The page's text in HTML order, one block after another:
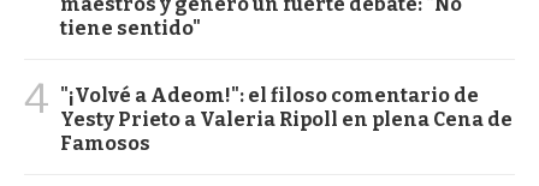
tiene sentido"
4 "¡Volvé a Adeom!": el filoso comentario de
Yesty Prieto a Valeria Ripoll en plena Cena de
Famosos